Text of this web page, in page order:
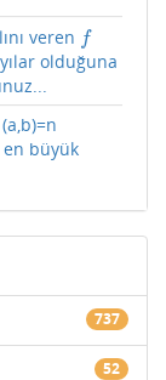
veren f
f
olduğuna
büyük
737
52